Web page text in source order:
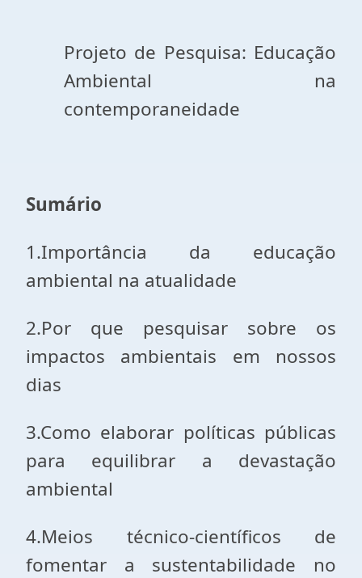
Projeto de Pesquisa: Educação
Ambiental na
contemporaneidade
Sumário
1.Importância da educação
ambiental na atualidade
2.Por que pesquisar sobre os
impactos ambientais em nossos
dias
3.Como elaborar políticas públicas
para equilibrar a devastação
ambiental
4.Meios técnico-científicos de
fomentar a sustentabilidade no